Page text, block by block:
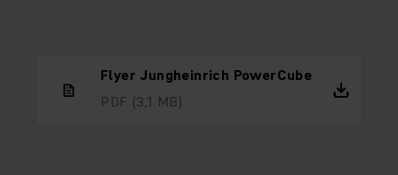
Flyer Jungheinrich PowerCube
PDF (3,1 MB)